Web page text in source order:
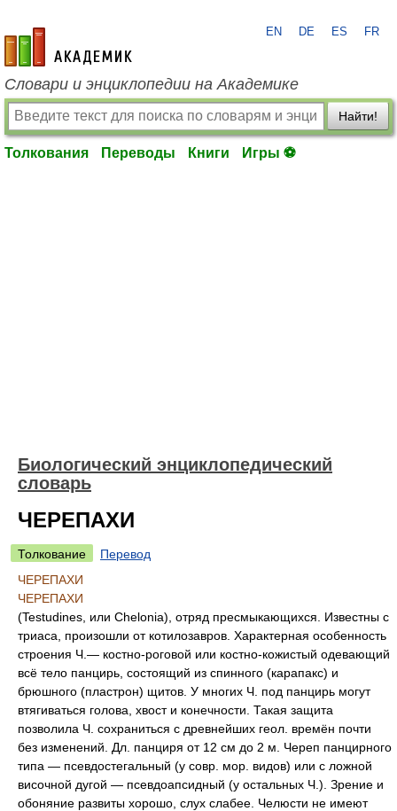
academic.ru
EN DE ES FR
Словари и энциклопедии на Академике
Найти!
Толкования Переводы Книги Игры ⚽
Биологический энциклопедический
словарь
ЧЕРЕПАХИ
Толкование
Перевод
ЧЕРЕПАХИ
ЧЕРЕПАХИ
(Testudines, или Chelonia), отряд пресмыкающихся. Известны с
триаса, произошли от котилозавров. Характерная особенность
строения Ч.— костно-роговой или костно-кожистый одевающий
всё тело панцирь, состоящий из спинного (карапакс) и
брюшного (пластрон) щитов. У многих Ч. под панцирь могут
втягиваться голова, хвост и конечности. Такая защита
позволила Ч. сохраниться с древнейших геол. времён почти
без изменений. Дл. панциря от 12 см до 2 м. Череп панцирного
типа — псевдостегальный (у совр. мор. видов) или с ложной
височной дугой — псевдоапсидный (у остальных Ч.). Зрение и
обоняние развиты хорошо, слух слабее. Челюсти не имеют